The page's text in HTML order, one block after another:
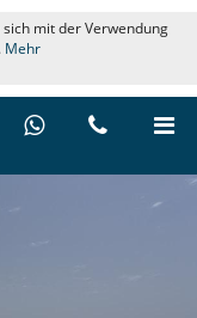
mit der Verwendung
Mehr